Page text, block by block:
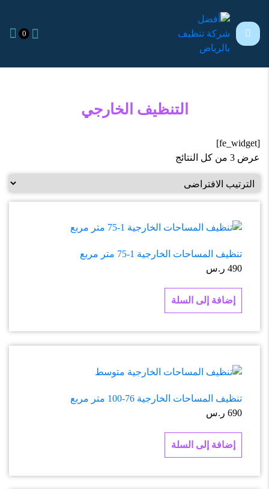
0
التنظيف الخارجي
[fe_widget]
عرض ⁦3⁩ من كل النتائج
تنظيف المساحات الخارجية 1-75 متر مربع
490 ر.س
إضافة إلى السلة
تنظيف المساحات الخارجية 76-100 متر مربع
690 ر.س
إضافة إلى السلة